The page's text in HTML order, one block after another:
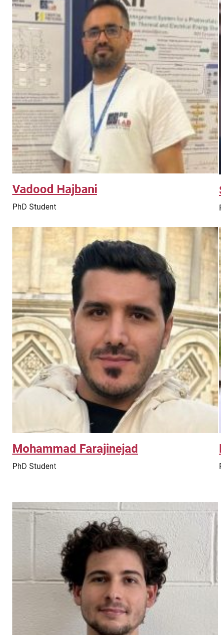
Vadood Hajbani
PhD Student
Mohammad Farajinejad
PhD Student